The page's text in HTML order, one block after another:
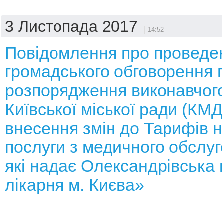
3 Листопада 2017 14:52
Повідомлення про
громадського обговорення
розпорядження
Київської міської ради
внесення змін до Тарифів
послуги з медичного
які надає Олександрівська
лікарня м. Києва»